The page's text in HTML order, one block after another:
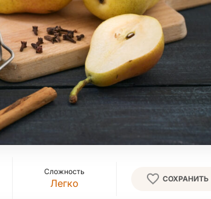
Сложность
Легко СОХРАНИТЬ